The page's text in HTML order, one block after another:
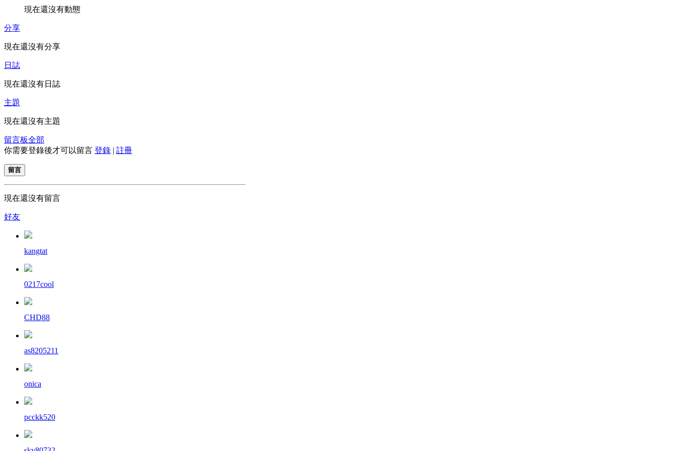
現在還沒有動態
分享
現在還沒有分享
日誌
現在還沒有日誌
主題
現在還沒有主題
留言板全部
你需要登錄後才可以留言 登錄 | 註冊
留言
現在還沒有留言
好友
kangtat
0217cool
CHD88
as8205211
onica
pcckk520